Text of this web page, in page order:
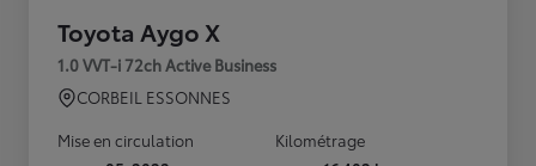
Toyota Aygo X
1.0 VVT-i 72ch Active Business
CORBEIL ESSONNES
Mise en circulation
Kilométrage